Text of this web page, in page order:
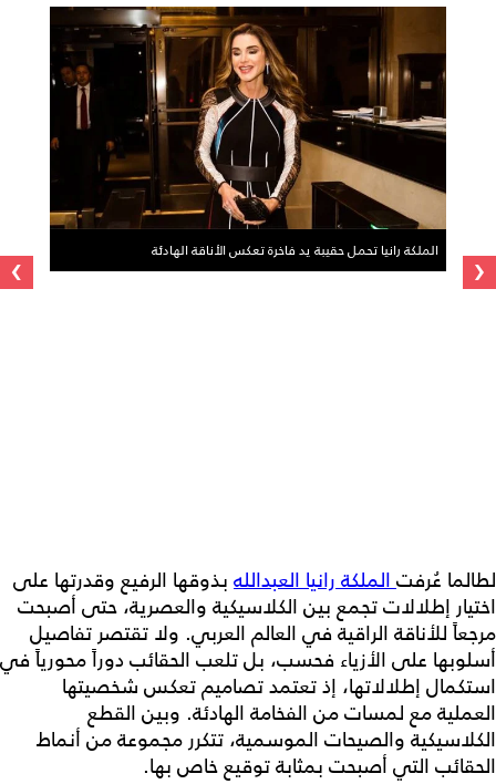
الملكة رانيا تحمل حقيبة يد فاخرة تعكس الأناقة الهادئة ‹
›
لطالما عُرفتالملكة رانيا العبدالله بذوقها الرفيع وقدرتها على
اختيار إطلالات تجمع بين الكلاسيكية والعصرية، حتى أصبحت
مرجعاً للأناقة الراقية في العالم العربي. ولا تقتصر تفاصيل
أسلوبها على الأزياء فحسب، بل تلعب الحقائب دوراً محورياً في
استكمال إطلالاتها، إذ تعتمد تصاميم تعكس شخصيتها
العملية مع لمسات من الفخامة الهادئة. وبين القطع
الكلاسيكية والصيحات الموسمية، تتكرر مجموعة من أنماط
الحقائب التي أصبحت بمثابة توقيع خاص بها.